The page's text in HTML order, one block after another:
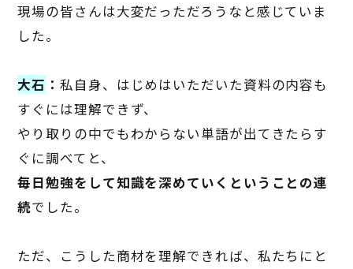
現場の皆さんは大変だっただろうなと感じていま
した。
大石 ：私自身、はじめはいただいた資料の内容も
すぐには理解できず、
やり取りの中でもわからない単語が出てきたらす
ぐに調べてと、
毎日勉強をして知識を深めていくということの連
続でした。
ただ、こうした商材を理解できれば、私たちにと